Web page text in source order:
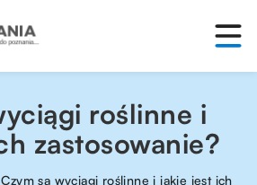
roślinne i
zastosowanie?
Czym są wyciągi roślinne i jakie jest ich